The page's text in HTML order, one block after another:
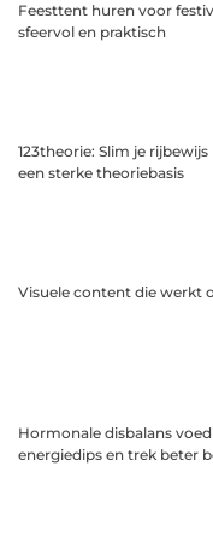
Feesttent huren voor
sfeervol en praktisch
123theorie: Slim je
een sterke theoriebasis
Visuele content die werkt
Hormonale disbalans
energiedips en trek beter